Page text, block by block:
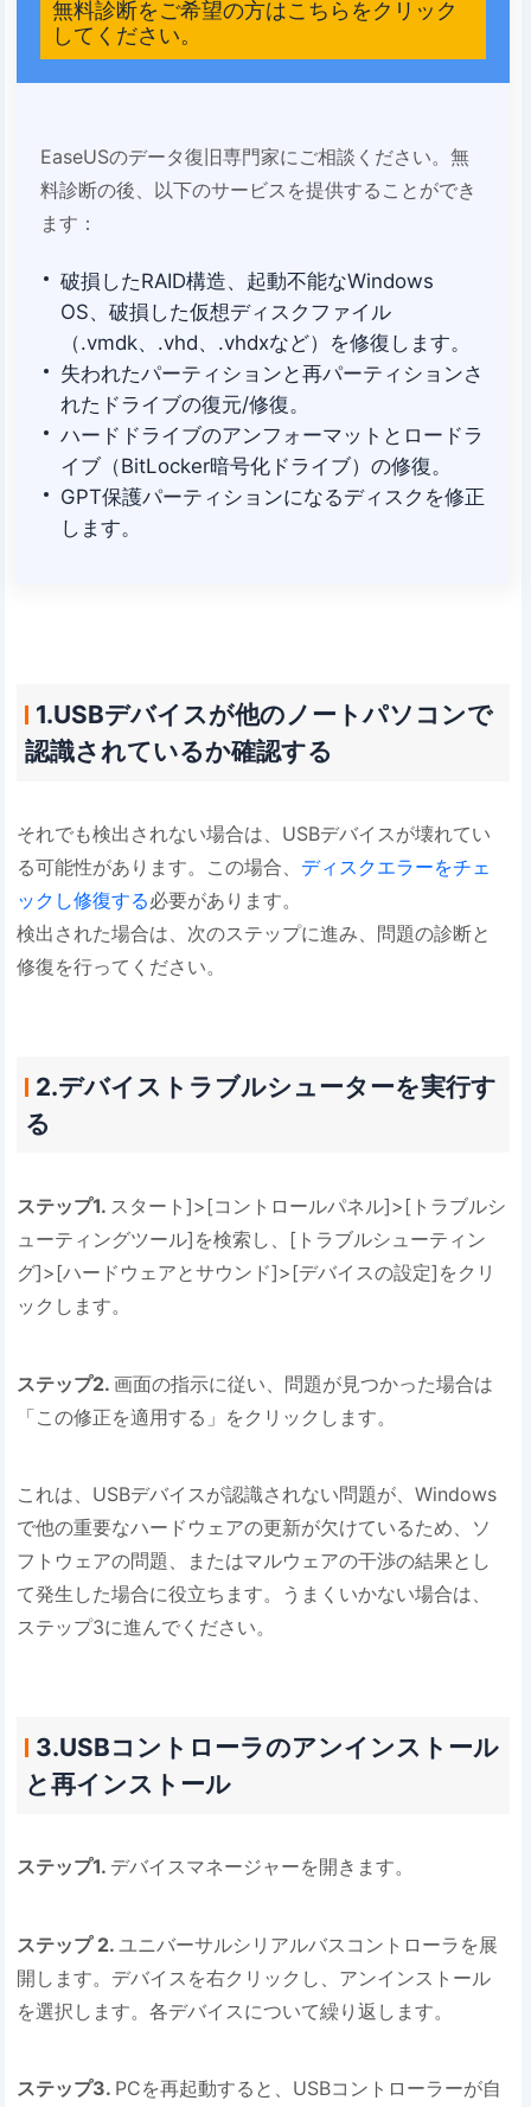
無料診断をご希望の方はこちらをクリック
してください。
EaseUSのデータ復旧専門家にご相談ください。無
料診断の後、以下のサービスを提供することができ
ます：
破損したRAID構造、起動不能なWindows
OS、破損した仮想ディスクファイル
（.vmdk、.vhd、.vhdxなど）を修復します。
失われたパーティションと再パーティションさ
れたドライブの復元/修復。
ハードドライブのアンフォーマットとロードラ
イブ（BitLocker暗号化ドライブ）の修復。
GPT保護パーティションになるディスクを修正
します。
1.USBデバイスが他のノートパソコンで
認識されているか確認する
それでも検出されない場合は、USBデバイスが壊れてい
る可能性があります。この場合、 ディスクエラーをチェ
ックし修復する必要があります。
検出された場合は、次のステップに進み、問題の診断と
修復を行ってください。
2.デバイストラブルシューターを実行す
る
ステップ1. スタート]>[コントロールパネル]>[トラブルシ
ューティングツール]を検索し、[トラブルシューティン
グ]>[ハードウェアとサウンド]>[デバイスの設定]をクリ
ックします。
ステップ2.画面の指示に従い、問題が見つかった場合は
「この修正を適用する」をクリックします。
これは、USBデバイスが認識されない問題が、Windows
で他の重要なハードウェアの更新が欠けているため、ソ
フトウェアの問題、またはマルウェアの干渉の結果とし
て発生した場合に役立ちます。うまくいかない場合は、
ステップ3に進んでください。
3.USBコントローラのアンインストール
と再インストール
ステップ1. デバイスマネージャーを開きます。
ステップ 2. ユニバーサルシリアルバスコントローラを展
開します。デバイスを右クリックし、アンインストール
を選択します。各デバイスについて繰り返します。
ステップ3. PCを再起動すると、USBコントローラーが自